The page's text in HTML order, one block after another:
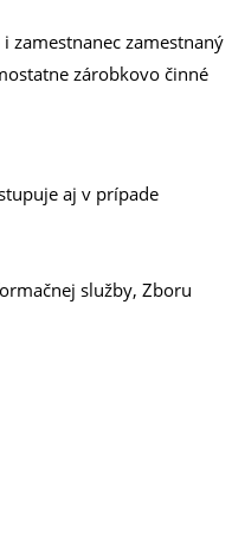
i zamestnanec zamestnaný
zárobkovo činné
aj v prípade
služby, Zboru